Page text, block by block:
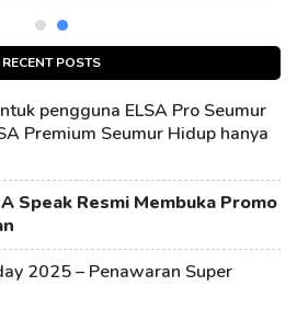
RECENT POSTS
pengguna ELSA Pro Seumur
Premium Seumur Hidup hanya
Speak Resmi Membuka Promo
2025 – Penawaran Super